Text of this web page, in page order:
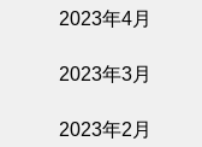
2023年4月
2023年3月
2023年2月